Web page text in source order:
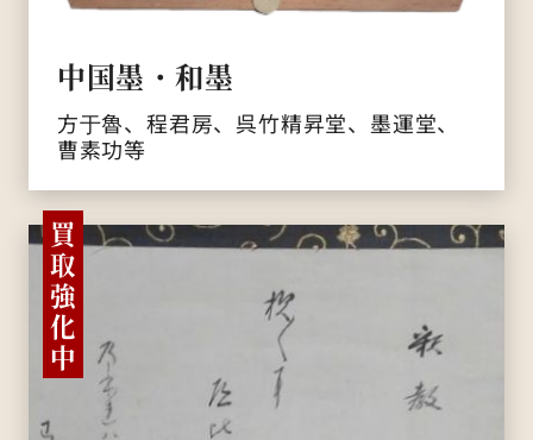
中国墨・和墨
方于魯、程君房、呉竹精昇堂、墨運堂、
曹素功等
買
取
強
化
中